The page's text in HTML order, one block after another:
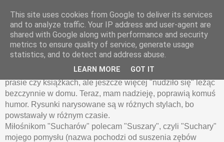
HumoRyski.pl
Humoryski, czyli rysunki humorystyczne Jędrzeja
Łanieckiego.
Wiele z zamieszczonych tu rysunków było publikowanych w
prasie czy książkach, ale jeszcze więcej "nudziło się" leżąc
bezczynnie w domu. Teraz, mam nadzieję, poprawią komuś
humor. Rysunki narysowane są w różnych stylach, bo
powstawały w różnym czasie.
Miłośnikom "Sucharów" polecam "Suszary", czyli "Suchary"
mojego pomysłu (nazwa pochodzi od suszenia zębów
This site uses cookies from Google to deliver its services
and to analyze traffic. Your IP address and user-agent are
shared with Google along with performance and security
metrics to ensure quality of service, generate usage
statistics, and to detect and address abuse.
LEARN MORE GOT IT